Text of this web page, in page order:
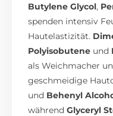
Butylene Glycol,
spenden intensiv
Hautelastizität.
Polyisobutene und
als Weichmacher
geschmeidige
und Behenyl
währendGlyceryl